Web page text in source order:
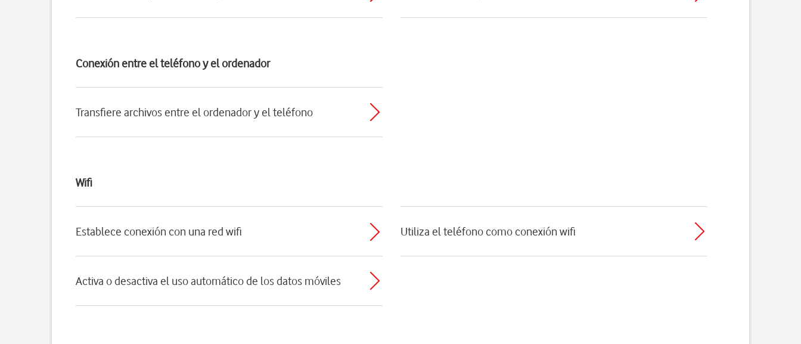
Conexión entre el teléfono y el ordenador
Transfiere archivos entre el ordenador y el teléfono
Wifi
Establece conexión con una red wifi Utiliza el teléfono como conexión wifi
Activa o desactiva el uso automático de los datos móviles